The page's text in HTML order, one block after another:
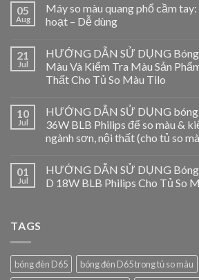
05
Aug
Máy so màu quang phổ cầm tay:
hoạt – Dễ dùng
21
Jul
HƯỚNG DẪN SỬ DỤNG Bóng
Màu Và Kiểm Tra Màu Sản
Thất Cho Tủ So Màu Tilo
10
Jul
HƯỚNG DẪN SỬ DỤNG bóng
36W BLB Philips để so màu &
ngành sơn, nội thất (cho tủ so
01
Jul
HƯỚNG DẪN SỬ DỤNG Bóng
D 18W BLB Philips Cho Tủ So
TAGS
bóng đèn D65 bóng đèn D65 trong tủ so màu